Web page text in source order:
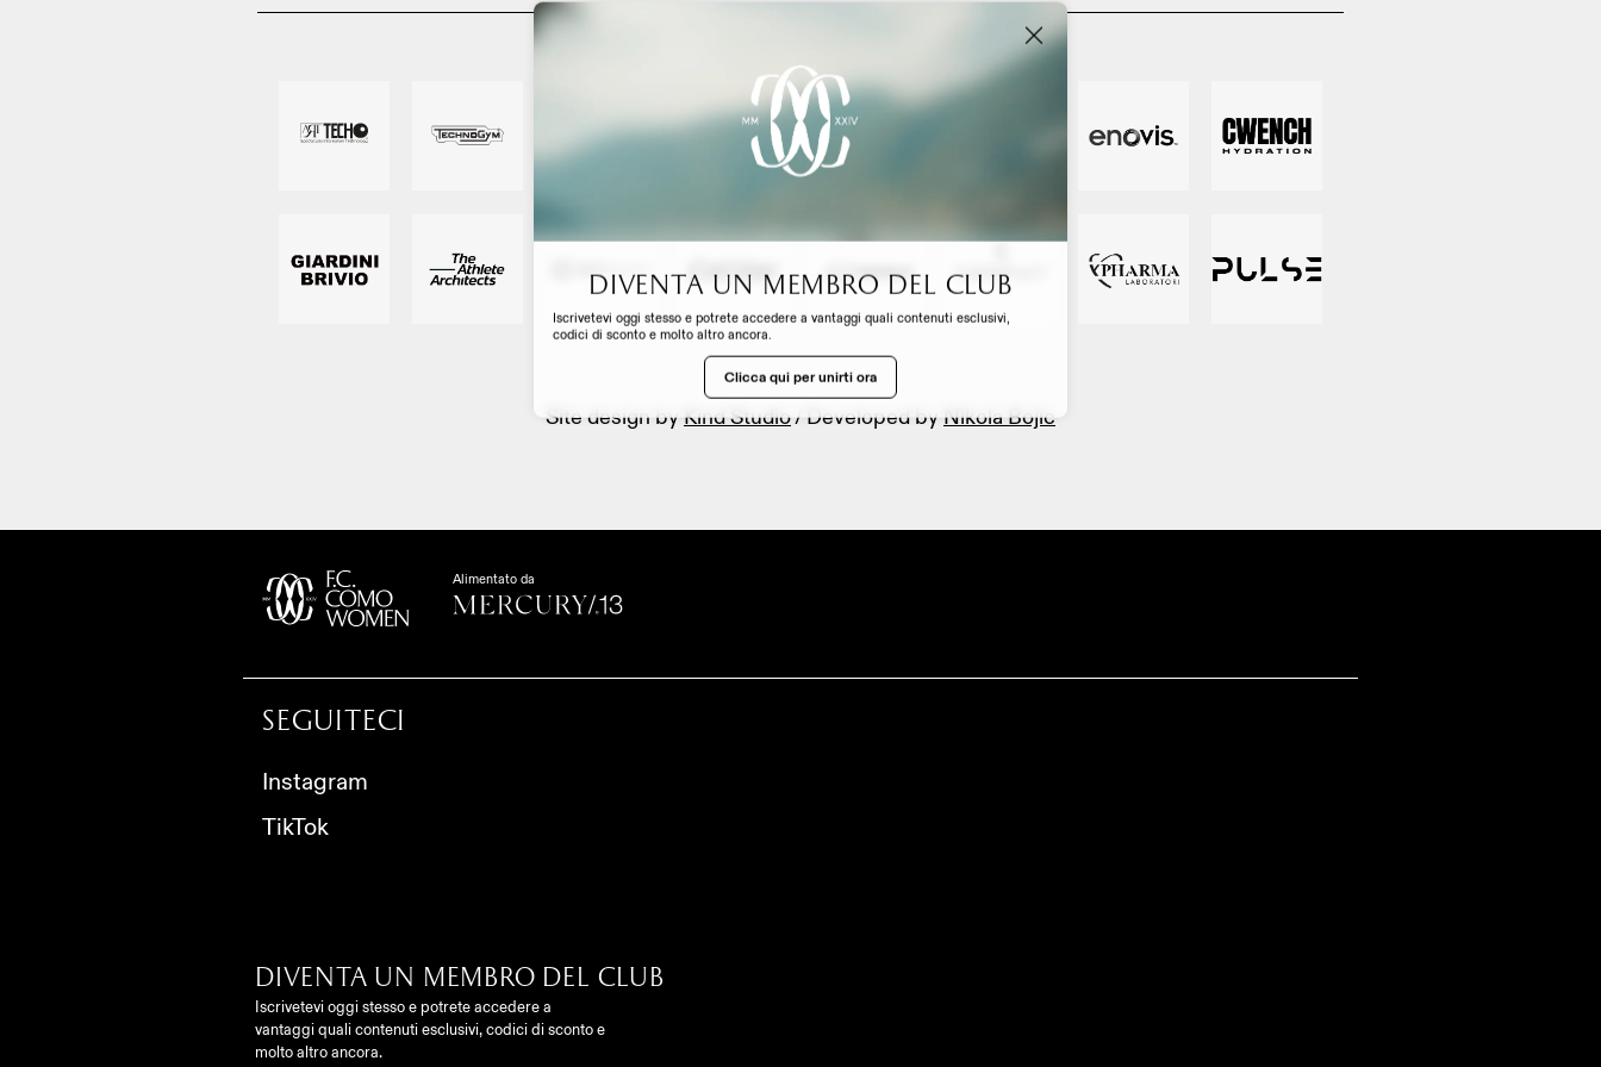
TEAM & MANAGEMENT
CHI SIAMO
NOTIZIE
STADIUM EXPERIENCE
Site design by Kind Studio/ Developed by Nikola Bojic
Alimentato da
Seguiteci
Instagram
TikTok
Diventa un membro del club
Iscrivetevi oggi stesso e potrete accedere a
vantaggi quali contenuti esclusivi, codici di sconto e
molto altro ancora.
Diventa un membro del club
Iscrivetevi oggi stesso e potrete accedere a vantaggi quali contenuti esclusivi,
codici di sconto e molto altro ancora.
Clicca qui per unirti ora